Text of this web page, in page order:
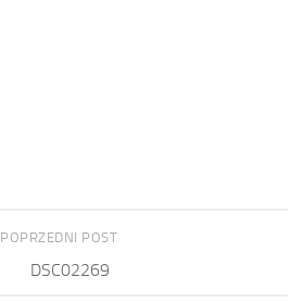
POPRZEDNI POST
DSC02269